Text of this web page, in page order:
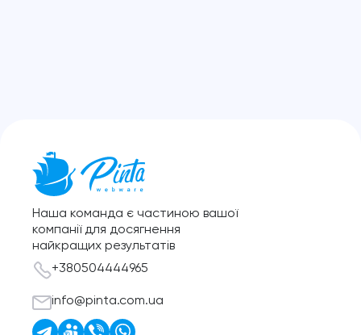
Наша команда є частиною вашої
компанії для досягнення
найкращих результатів
+380504444965
info@pinta.com.ua